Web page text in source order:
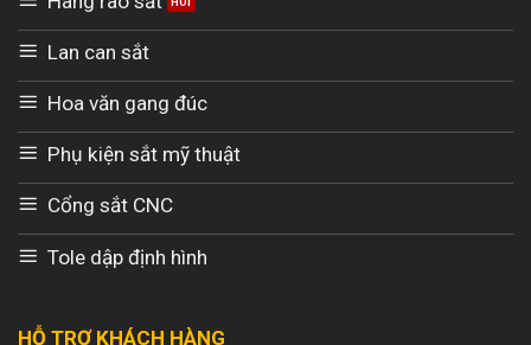
Lan can sắt
Hoa văn gang đúc
Phụ kiện sắt mỹ thuật
Cổng sắt CNC
Tole dập định hình
HỖ TRỢ KHÁCH HÀNG